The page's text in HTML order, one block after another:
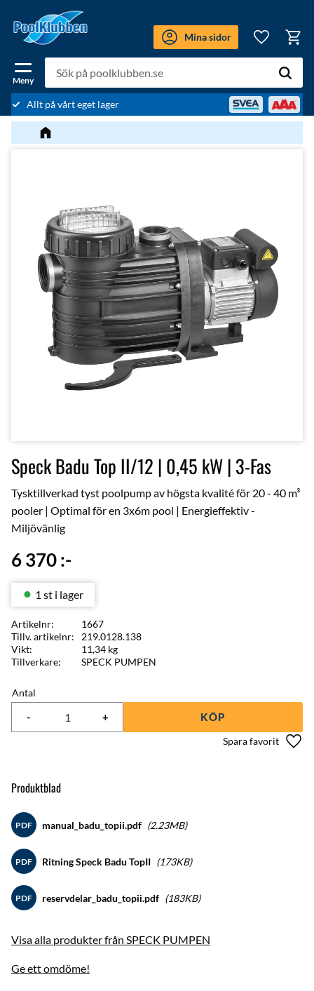
Meny
Mina sidor
Favoriter
Allt på vårt eget lager
Speck Badu Top II/12 | 0,45 kW | 3-Fas
Tysktillverkad tyst poolpump av högsta kvalité för 20 - 40 m³
pooler | Optimal för en 3x6m pool | Energieffektiv -
Miljövänlig
6 370:-
Antal
+
- KÖP
1 st i lager
Artikelnr
1667
Tillv. artikelnr
219.0128.138
Vikt
11,34 kg
Tillverkare
SPECK PUMPEN
Produktblad
PDF manual_badu_topii.pdf 2.23MB
PDF Ritning Speck Badu TopII 173KB
PDF reservdelar_badu_topii.pdf 183KB
Visa alla produkter från SPECK PUMPEN
Ge ett omdöme!